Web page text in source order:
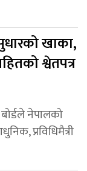
खाका,
श्वेतपत्र
नेपालको
प्रविधिमैत्री